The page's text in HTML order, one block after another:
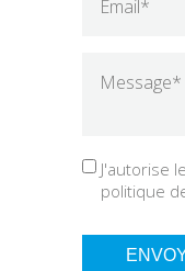
J'autorise
politique